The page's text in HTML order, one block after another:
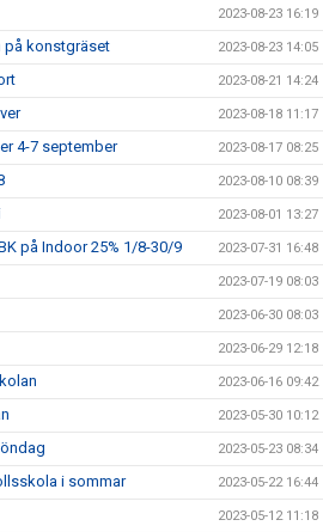
2023-08-23 16:19
på konstgräset 2023-08-23 14:05
2023-08-21 14:24
2023-08-18 11:17
4-7 september 2023-08-17 08:25
2023-08-10 08:39
2023-08-01 13:27
på Indoor 25% 1/8-30/9 2023-07-31 16:48
2023-07-19 08:03
2023-06-30 08:03
2023-06-29 12:18
2023-06-16 09:42
2023-05-30 10:12
2023-05-23 08:34
i sommar 2023-05-22 16:44
2023-05-12 11:18